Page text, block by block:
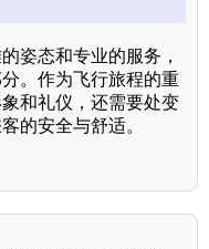
姿态和专业的服务，
。作为飞行旅程的重
和礼仪，还需要处变
的安全与舒适。